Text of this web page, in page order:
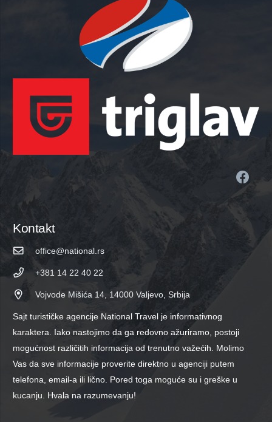
Kontakt
office@national.rs
+381 14 22 40 22
Vojvode Mišića 14, 14000 Valjevo, Srbija
Sajt turističke agencije National Travel je informativnog
karaktera. Iako nastojimo da ga redovno ažuriramo, postoji
mogućnost različitih informacija od trenutno važećih. Molimo
Vas da sve informacije proverite direktno u agenciji putem
telefona, email-a ili lično. Pored toga moguće su i greške u
kucanju. Hvala na razumevanju!